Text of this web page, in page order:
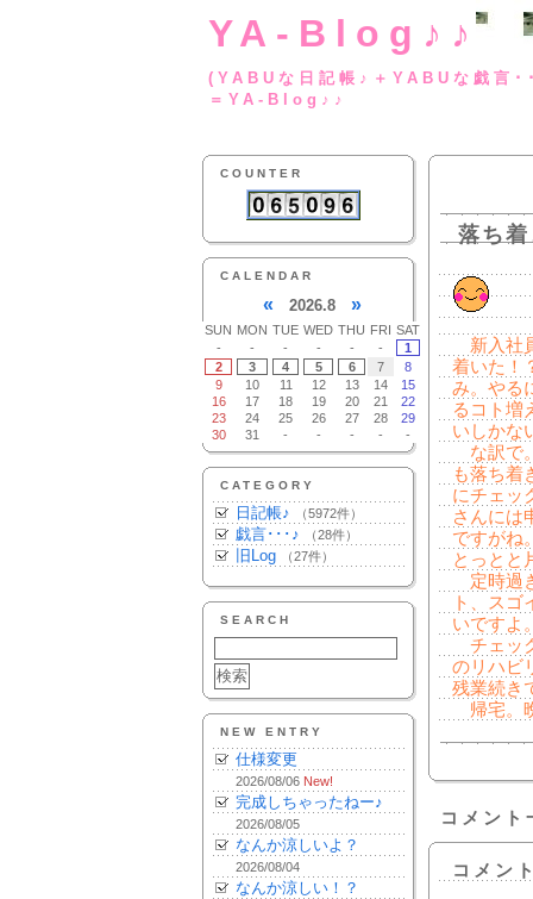
YA-Blog♪♪
(YABUな日記帳♪
＝YA-Blog♪♪
COUNTER
CALENDAR
« 2026.8 »
SUN MON TUE WED THU FRI SAT
-
- - - - -
1
2
3 4 5 6 7
8
9
10 11 12 13 14
15
16
17 18 19 20 21
22
23
24 25 26 27 28
29
30
31 - - - - -
CATEGORY
日記帳♪ （5972件）
戯言･･･♪ （28件）
旧Log （27件）
SEARCH
NEW ENTRY
仕様変更
2026/08/06 New!
完成しちゃったねー♪
2026/08/05
なんか涼しいよ？
2026/08/04
なんか涼しい！？
落ち
新入社
着いた！
み。やる
るコト増
いしかな
な訳で
も落ち着
にチェッ
さんには
ですがね
とっとと
定時過
ト、ス
いですよ
チェッ
のリハビ
残業続き
帰宅。
コメント
コメン